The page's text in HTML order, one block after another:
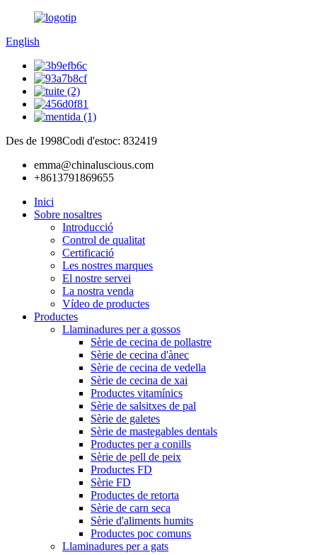
English
Des de 1998Codi d'estoc: 832419
emma@chinaluscious.com
+8613791869655
Inici
Sobre nosaltres
Introducció
Control de qualitat
Certificació
Les nostres marques
El nostre servei
La nostra venda
Vídeo de productes
Productes
Llaminadures per a gossos
Sèrie de cecina de pollastre
Sèrie de cecina d'ànec
Sèrie de cecina de vedella
Sèrie de cecina de xai
Productes vitamínics
Sèrie de salsitxes de pal
Sèrie de galetes
Sèrie de mastegables dentals
Productes per a conills
Sèrie de pell de peix
Productes FD
Sèrie FD
Productes de retorta
Sèrie de carn seca
Sèrie d'aliments humits
Productes poc comuns
Llaminadures per a gats